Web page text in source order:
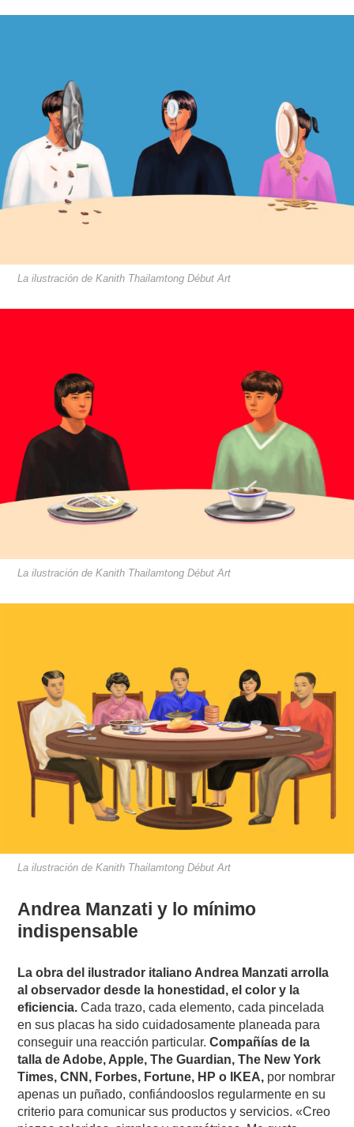
La ilustración de Kanith Thailamtong Début Art
La ilustración de Kanith Thailamtong Début Art
La ilustración de Kanith Thailamtong Début Art
Andrea Manzati y lo mínimo
indispensable
La obra del ilustrador italiano Andrea Manzati arrolla
al observador desde la honestidad, el color y la
eficiencia. Cada trazo, cada elemento, cada pincelada
en sus placas ha sido cuidadosamente planeada para
conseguir una reacción particular. Compañías de la
talla de Adobe, Apple, The Guardian, The New York
Times, CNN, Forbes, Fortune, HP o IKEA, por nombrar
apenas un puñado, confiándooslos regularmente en su
criterio para comunicar sus productos y servicios. «Creo